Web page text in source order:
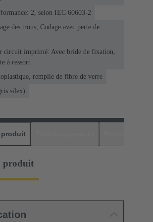
2, selon IEC 60603-2
des trous, Codage avec perte de
circuit imprimé: Avec bride de fixation,
à ressort
remplie de fibre de verre
silex)
produit
produit